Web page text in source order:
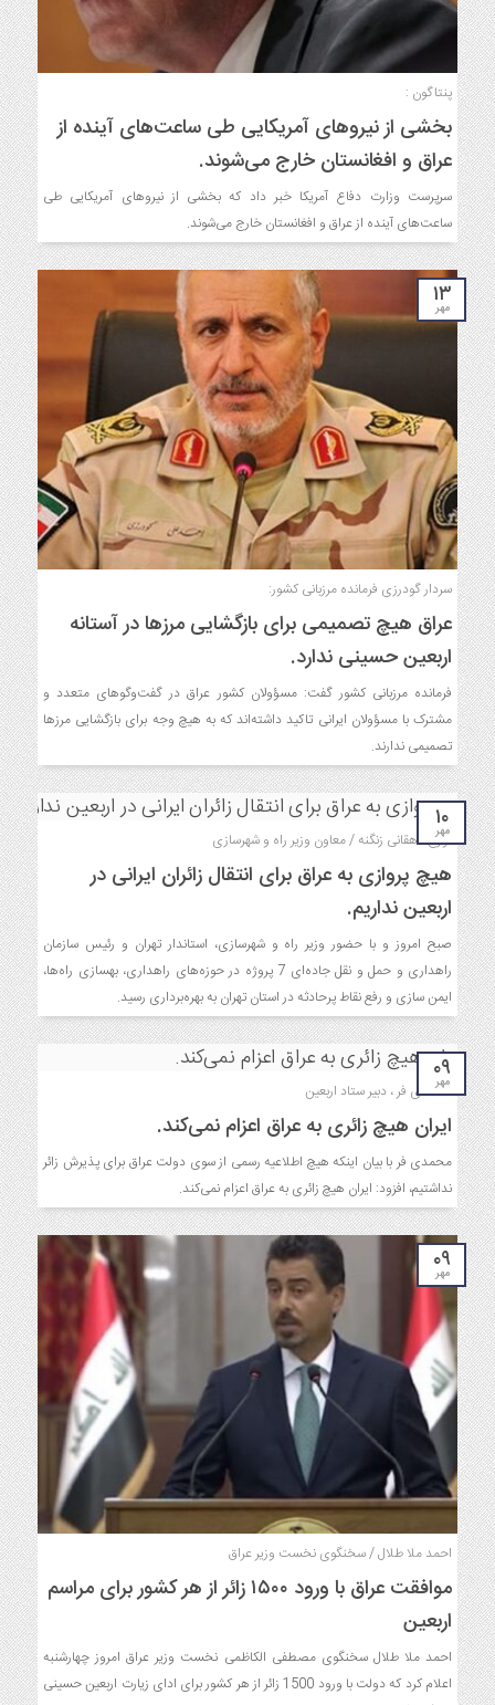
پنتاگون :
بخشی از نیروهای آمریکایی طی ساعت‌های آینده از
عراق و افغانستان خارج می‌شوند.
سرپرست وزارت دفاع آمریکا خبر داد که بخشی از نیروهای آمریکایی طی
ساعت‌های آینده از عراق و افغانستان خارج می‌شوند.
۱۳
مهر
سردار گودرزی فرمانده مرزبانی کشور:
عراق هیچ تصمیمی برای بازگشایی مرزها در آستانه
اربعین حسینی ندارد.
فرمانده مرزبانی کشور گفت: مسؤولان کشور عراق در گفت‌وگوهای متعدد و
مشترک با مسؤولان ایرانی تاکید داشته‌اند که به هیچ وجه برای بازگشایی مرزها
تصمیمی ندارند.
۱۰
مهر
تورج دهقانی زنگنه / معاون وزیر راه و شهرسازی
هیچ پروازی به عراق برای انتقال زائران ایرانی در
اربعین نداریم.
صبح امروز و با حضور وزیر راه و شهرسازی، استاندار تهران و رئیس سازمان
راهداری و حمل و نقل جاده‌ای 7 پروژه در حوزه‌های راهداری، بهسازی راه‌ها،
ایمن سازی و رفع نقاط پرحادثه در استان تهران به بهره‌برداری رسید.
۰۹
مهر
محمدی فر ، دبیر ستاد اربعین
ایران هیچ زائری به عراق اعزام نمی‌کند.
محمدی فر با بیان اینکه هیچ اطلاعیه رسمی از سوی دولت عراق برای پذیرش زائر
نداشتیم، افزود: ایران هیچ زائری به عراق اعزام نمی‌کند.
۰۹
مهر
احمد ملا طلال / سخنگوی نخست وزیر عراق
موافقت عراق با ورود ۱۵۰۰ زائر از هر کشور برای مراسم
اربعین
احمد ملا طلال سخنگوی مصطفی الکاظمی نخست وزیر عراق امروز چهارشنبه
اعلام کرد که دولت با ورود 1500 زائر از هر کشور برای ادای زیارت اربعین حسینی